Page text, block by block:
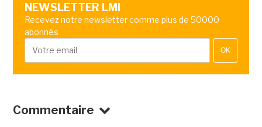
NEWSLETTER LMI
Recevez notre newsletter comme plus de 50000
abonnés
OK
Commentaire